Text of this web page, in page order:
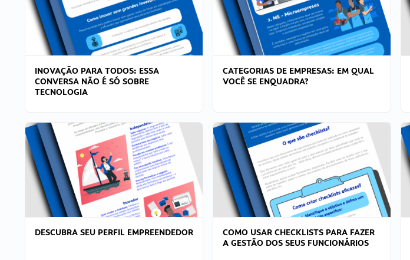
INOVAÇÃO PARA TODOS: ESSA
CONVERSA NÃO É SÓ SOBRE
TECNOLOGIA
CATEGORIAS DE EMPRESAS: EM QUAL
VOCÊ SE ENQUADRA?
DESCUBRA SEU PERFIL EMPREENDEDOR
COMO USAR CHECKLISTS PARA FAZER
A GESTÃO DOS SEUS FUNCIONÁRIOS